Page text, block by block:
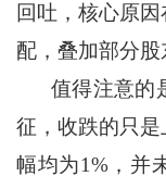
回吐，核心原
配，叠加部分股
值得注意的
征，收跌的只
幅均为1%，并